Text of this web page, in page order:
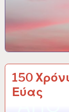
150
Εύας